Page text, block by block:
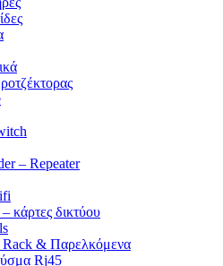
– Repeater
κάρτες δικτύου
Rack & Παρελκόμενα
Rj45